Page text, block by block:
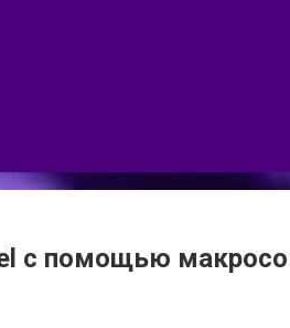
с помощью